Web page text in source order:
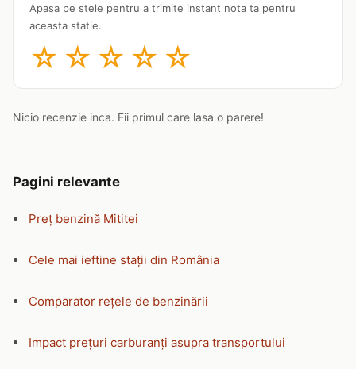
Apasa pe stele pentru a trimite instant nota ta pentru
aceasta statie.
☆ ☆ ☆ ☆ ☆
Nicio recenzie inca. Fii primul care lasa o parere!
Pagini relevante
Preț benzină Mititei
Cele mai ieftine stații din România
Comparator rețele de benzinării
Impact prețuri carburanți asupra transportului